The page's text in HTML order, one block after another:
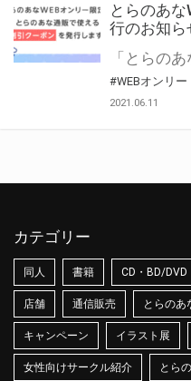
とらのあ
行のお知ら
#WEBオンリー
2021.06.11
カテゴリー
同人 書籍 CD・BD/DVD
店舗 通信販売 とらのあ
キャンペーン イラスト展
女性向けサークル紹介 とら